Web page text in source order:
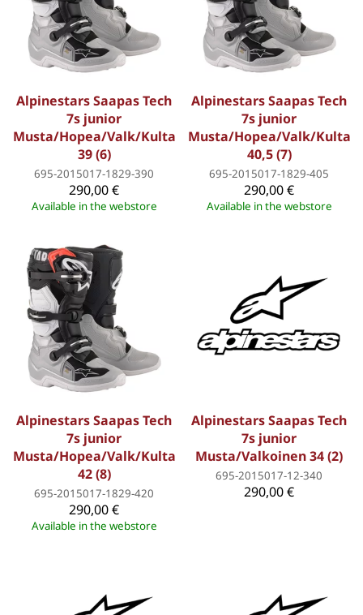
Alpinestars Saapas Tech
7s junior
Musta/Hopea/Valk/Kulta
39 (6)
695-2015017-1829-390
290,00 €
Available in the webstore
Alpinestars Saapas Tech
7s junior
Musta/Hopea/Valk/Kulta
40,5 (7)
695-2015017-1829-405
290,00 €
Available in the webstore
Alpinestars Saapas Tech
7s junior
Musta/Hopea/Valk/Kulta
42 (8)
695-2015017-1829-420
290,00 €
Available in the webstore
Alpinestars Saapas Tech
7s junior
Musta/Valkoinen 34 (2)
695-2015017-12-340
290,00 €